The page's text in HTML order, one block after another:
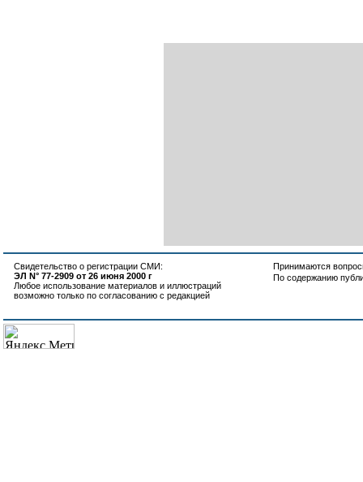
Свидетельство о регистрации СМИ:
ЭЛ N° 77-2909 от 26 июня 2000 г
Любое использование материалов и иллюстраций
возможно только по согласованию с редакцией
Принимаются
По содержанию